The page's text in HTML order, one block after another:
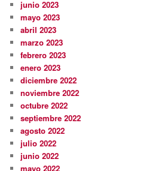
junio 2023
mayo 2023
abril 2023
marzo 2023
febrero 2023
enero 2023
diciembre 2022
noviembre 2022
octubre 2022
septiembre 2022
agosto 2022
julio 2022
junio 2022
mayo 2022